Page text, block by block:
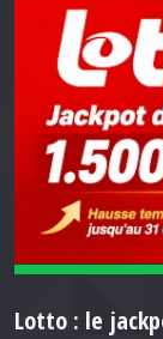
Lotto : le